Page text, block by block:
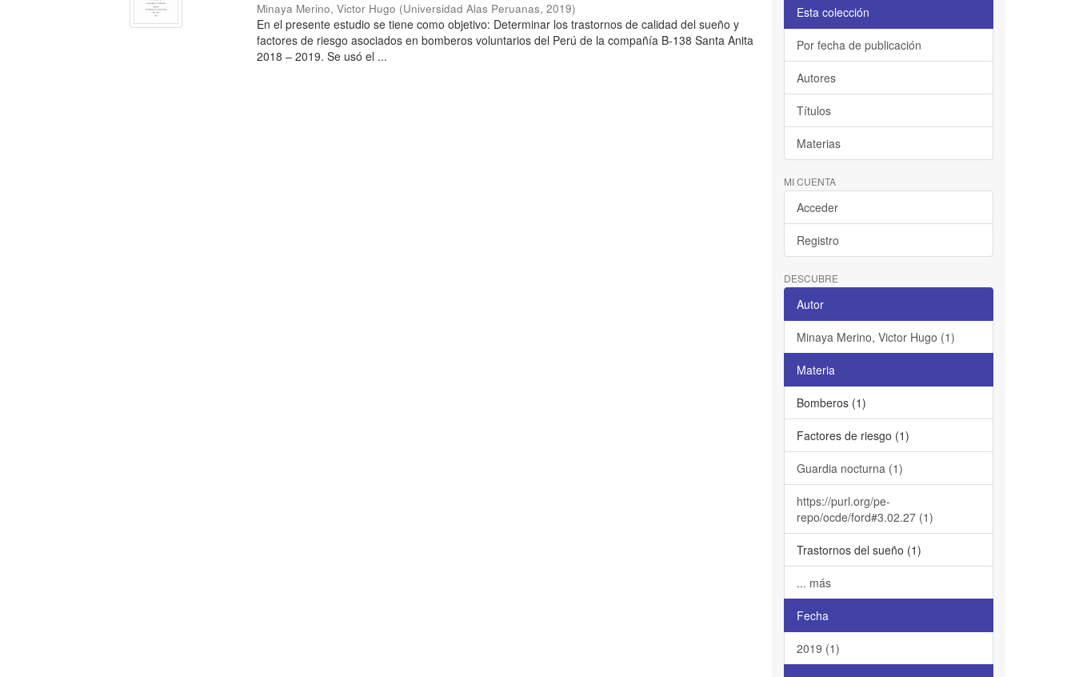
Minaya Merino, Victor Hugo (Universidad Alas Peruanas,2019)
En el presente estudio se tiene como objetivo: Determinar los trastornos de calidad del sueño y
factores de riesgo asociados en bomberos voluntarios del Perú de la compañía B-138 Santa Anita
2018 – 2019. Se usó el ...
Esta colección
Por fecha de publicación
Autores
Títulos
Materias
MI CUENTA
Acceder
Registro
DESCUBRE
Autor
Minaya Merino, Victor Hugo (1)
Materia
Bomberos (1)
Factores de riesgo (1)
Guardia nocturna (1)
https://purl.org/pe-
repo/ocde/ford#3.02.27 (1)
Trastornos del sueño (1)
... más
Fecha
2019 (1)